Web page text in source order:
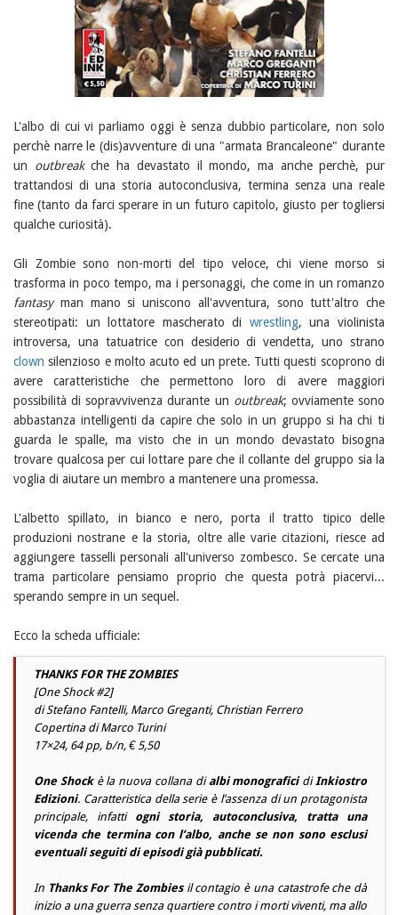
L'albo di cui vi parliamo oggi è senza dubbio particolare, non solo
perchè narre le (dis)avventure di una "armata Brancaleone" durante
un outbreakche ha devastato il mondo, ma anche perchè, pur
trattandosi di una storia autoconclusiva, termina senza una reale
fine (tanto da farci sperare in un futuro capitolo, giusto per togliersi
qualche curiosità).
Gli Zombie sono non-morti del tipo veloce, chi viene morso si
trasforma in poco tempo, ma i personaggi, che come in un romanzo
fantasyman mano si uniscono all'avventura, sono tutt'altro che
stereotipati: un lottatore mascherato di wrestling, una violinista
introversa, una tatuatrice con desiderio di vendetta, uno strano
clown silenzioso e molto acuto ed un prete. Tutti questi scoprono di
avere caratteristiche che permettono loro di avere maggiori
possibilità di sopravvivenza durante un outbreak; ovviamente sono
abbastanza intelligenti da capire che solo in un gruppo si ha chi ti
guarda le spalle, ma visto che in un mondo devastato bisogna
trovare qualcosa per cui lottare pare che il collante del gruppo sia la
voglia di aiutare un membro a mantenere una promessa.
L'albetto spillato, in bianco e nero, porta il tratto tipico delle
produzioni nostrane e la storia, oltre alle varie citazioni, riesce ad
aggiungere tasselli personali all'universo zombesco. Se cercate una
trama particolare pensiamo proprio che questa potrà piacervi...
sperando sempre in un sequel.
Ecco la scheda ufficiale:
THANKS FOR THE ZOMBIES
[One Shock #2]
di Stefano Fantelli, Marco Greganti, Christian Ferrero
Copertina di Marco Turini
17×24, 64 pp, b/n, € 5,50
One Shockè la nuova collana di albi monograficidi Inkiostro
Edizioni. Caratteristica della serie è l’assenza di un protagonista
principale, infatti ogni storia, autoconclusiva, tratta una
vicenda che termina con l’albo, anche se non sono esclusi
eventuali seguiti di episodi già pubblicati.
In Thanks For The Zombiesil contagio è una catastrofe che dà
inizio a una guerra senza quartiere contro i morti viventi, ma allo